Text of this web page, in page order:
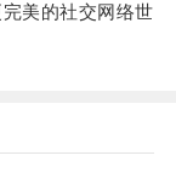
美的社交网络世